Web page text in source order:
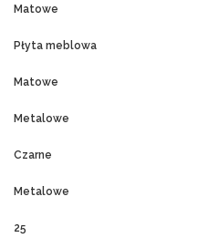
Matowe
Płyta meblowa
Matowe
Metalowe
Czarne
Metalowe
25